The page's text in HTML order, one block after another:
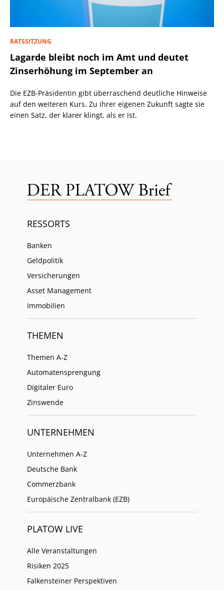
RATSSITZUNG
Lagarde bleibt noch im Amt und deutet
Zinserhöhung im September an
Die EZB-Präsidentin gibt überraschend deutliche Hinweise
auf den weiteren Kurs. Zu ihrer eigenen Zukunft sagte sie
einen Satz, der klarer klingt, als er ist.
RESSORTS
Banken
Geldpolitik
Versicherungen
Asset Management
Immobilien
THEMEN
Themen A-Z
Automatensprengung
Digitaler Euro
Zinswende
UNTERNEHMEN
Unternehmen A-Z
Deutsche Bank
Commerzbank
Europäische Zentralbank (EZB)
PLATOW LIVE
Alle Veranstaltungen
Risiken 2025
Falkensteiner Perspektiven